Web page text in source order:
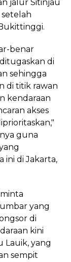
jalur Sitinjau
benar
di
sehingga
di titik rawan
kendaraan
akses
guna
ini di Jakarta,
yang
di
kini
Lauik, yang
sempit